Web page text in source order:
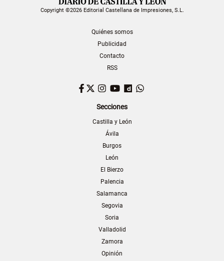
Copyright ©2026 Editorial Castellana de Impresiones, S.L.
Quiénes somos
Publicidad
Contacto
RSS
Facebook
TwitterInstagram
YouTubeDailymotion
Secciones
Castilla y León
Ávila
Burgos
León
El Bierzo
Palencia
Salamanca
Segovia
Soria
Valladolid
Zamora
Opinión